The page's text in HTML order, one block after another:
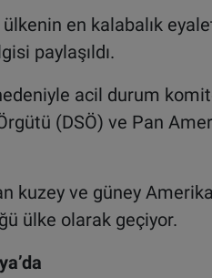
en kalabalık
paylaşıldı.
acil durum
(DSÖ) ve Pan
kuzey ve güney
ülke olarak geçiyor.